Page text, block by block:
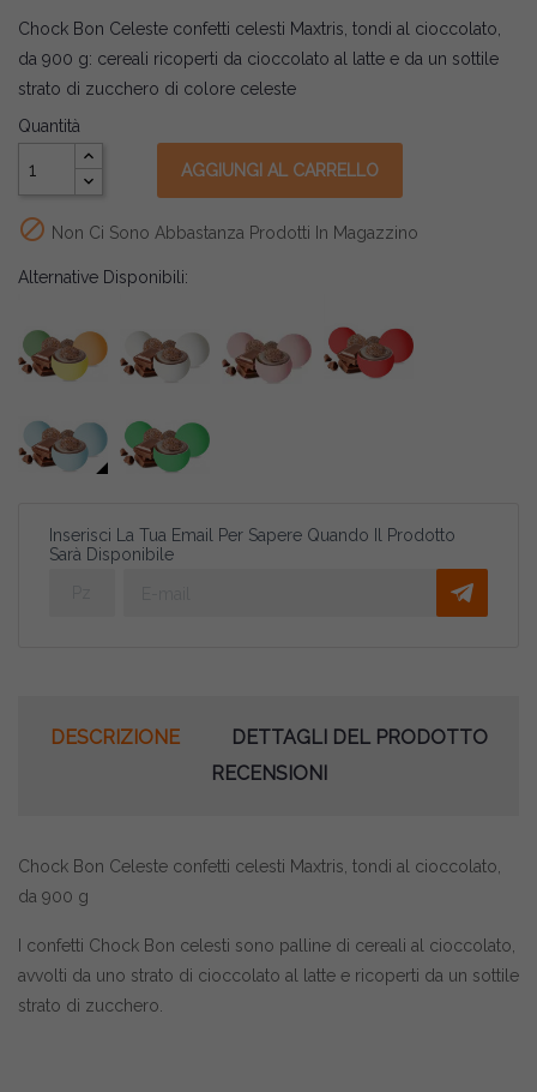
Chock Bon Celeste confetti celesti Maxtris, tondi al cioccolato,
da 900 g: cereali ricoperti da cioccolato al latte e da un sottile
strato di zucchero di colore celeste
Quantità
AGGIUNGI AL CARRELLO
 Non Ci Sono Abbastanza Prodotti In Magazzino
Alternative Disponibili:
Inserisci La Tua Email Per Sapere Quando Il Prodotto
Sarà Disponibile
DESCRIZIONE
DETTAGLI DEL PRODOTTO
RECENSIONI
Chock Bon Celeste confetti celesti Maxtris, tondi al cioccolato,
da 900 g
I confetti Chock Bon celesti sono palline di cereali al cioccolato
avvolti da uno strato di cioccolato al latte e ricoperti da un sottile
strato di zucchero